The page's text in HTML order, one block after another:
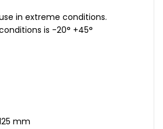
in extreme conditions.
is -20° +45°
mm